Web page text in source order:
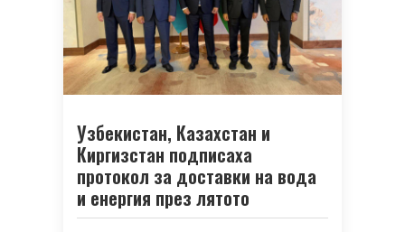
Узбекистан, Казахстан и
Киргизстан подписаха
протокол за доставки на вода
и енергия през лятото